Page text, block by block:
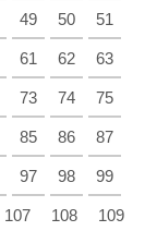
49 50 51
61 62 63
73 74 75
85 86 87
97 98 99
107 108 109